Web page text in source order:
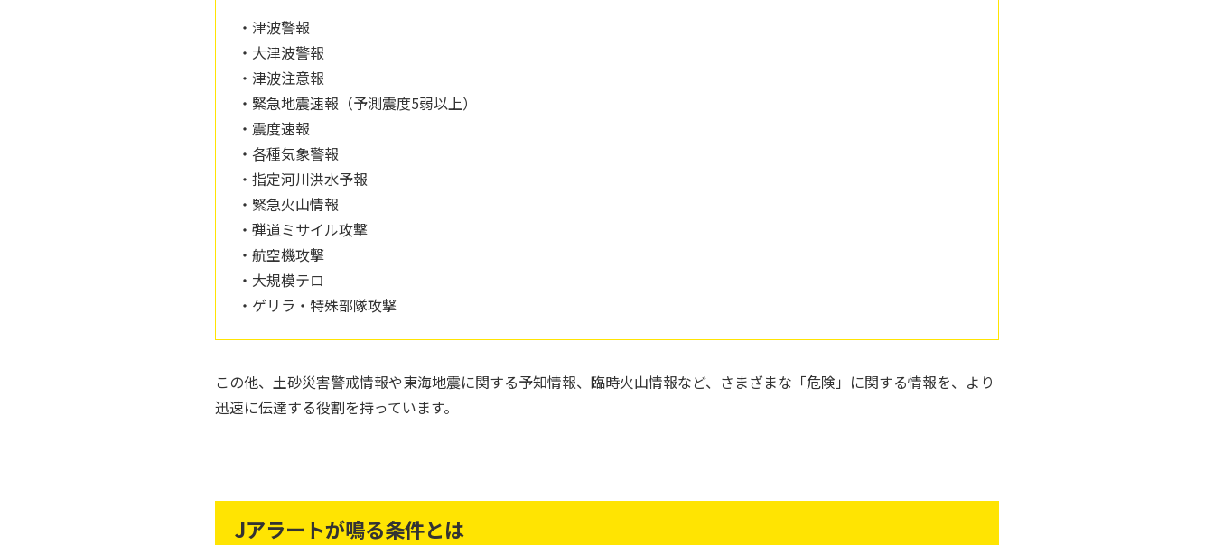
・津波警報
・大津波警報
・津波注意報
・緊急地震速報（予測震度5弱以上）
・震度速報
・各種気象警報
・指定河川洪水予報
・緊急火山情報
・弾道ミサイル攻撃
・航空機攻撃
・大規模テロ
・ゲリラ・特殊部隊攻撃
この他、土砂災害警戒情報や東海地震に関する予知情報、臨時火山情報など、さまざまな「危険」に関する情報を、より
迅速に伝達する役割を持っています。
Jアラートが鳴る条件とは